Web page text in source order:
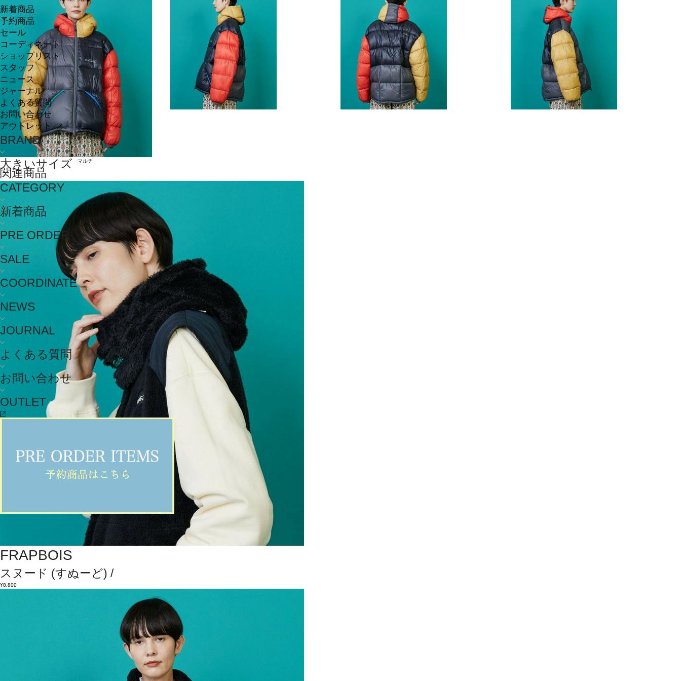
新着商品
予約商品
セール
コーディネート
ショップリスト
スタッフ
ニュース
ジャーナル
よくある質問
お問い合わせ
アウトレット
BRAND
大きいサイズ
CATEGORY
新着商品
PRE ORDER
SALE
COORDINATE
NEWS
JOURNAL
よくある質問
お問い合わせ
OUTLET
マルチ
関連商品
FRAPBOIS
スヌード (すぬーど) /
¥8,800